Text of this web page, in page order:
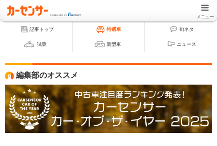
メニュー
記事トップ 特選車 旬ネタ
試乗 新型車 ニュース
編集部のオススメ